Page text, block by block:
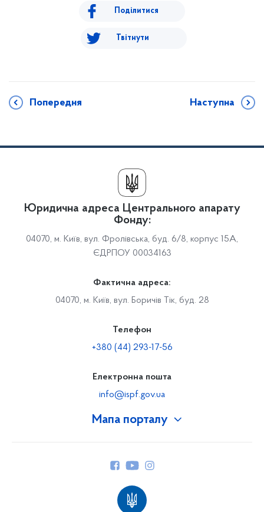
Поділитися
Твітнути
Попередня Наступна
Мапа порталу
Юридична адреса Центрального апарату
Фонду:
04070, м. Київ, вул. Фролівська, буд. 6/8, корпус 15А,
ЄДРПОУ 00034163
Фактична адреса:
04070, м. Київ, вул. Боричів Тік, буд. 28
Телефон
+380 (44) 293-17-56
Електронна пошта
info@ispf.gov.ua